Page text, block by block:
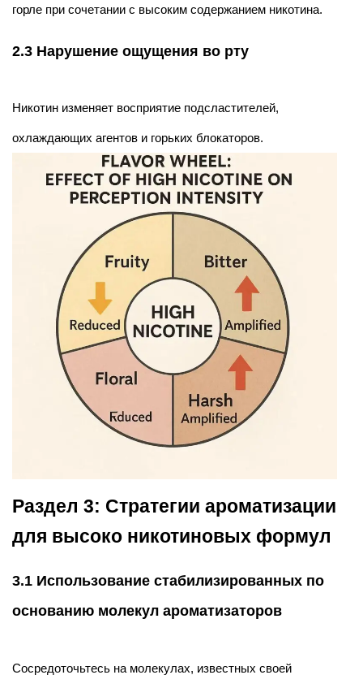
горле при сочетании с высоким содержанием никотина.
2.3 Нарушение ощущения во рту
Никотин изменяет восприятие подсластителей,
охлаждающих агентов и горьких блокаторов.
Раздел 3: Стратегии ароматизации
для высоко никотиновых формул
3.1 Использование стабилизированных по
основанию молекул ароматизаторов
Сосредоточьтесь на молекулах, известных своей